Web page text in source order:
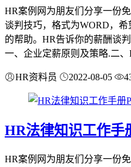
HR案例网为朋友们分享一份
谈判技巧，格式为WORD，
的帮助。HR告诉你的薪酬谈
一、企业定薪原则及策略.二、
HR资料员 2022-08-05
HR法律知识工作手
HR案例网为朋友们分享一份